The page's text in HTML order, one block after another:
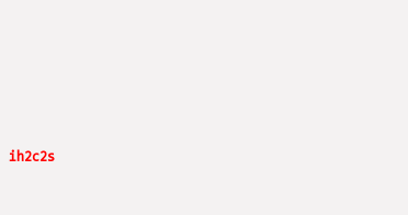
ih2c2s